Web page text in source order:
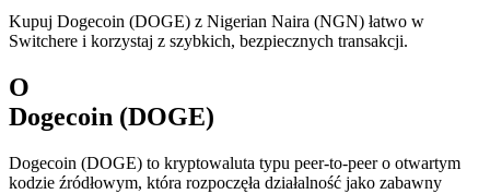
Kupuj Dogecoin (DOGE) z Nigerian Naira (NGN) łatwo w
Switchere i korzystaj z szybkich, bezpiecznych transakcji.
O
Dogecoin (DOGE)
Dogecoin (DOGE) to kryptowaluta typu peer-to-peer o otwartym
kodzie źródłowym, która rozpoczęła działalność jako zabawny